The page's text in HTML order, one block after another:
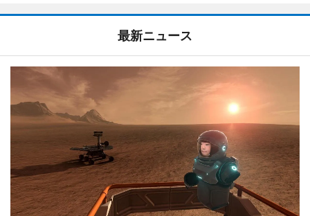
最新ニュース